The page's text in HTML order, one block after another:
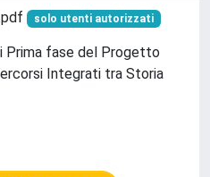
solo utenti autorizzati
Prima fase del Progetto
Integrati tra Storia